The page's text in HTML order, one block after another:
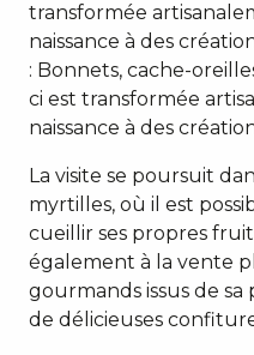
transformée
naissance à des
: Bonnets, cache-
ci est transformée
naissance à des
La visite se poursuit
myrtilles, où il est
cueillir ses propres
également à la vente
gourmands issus de
de délicieuses